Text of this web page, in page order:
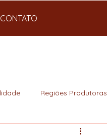
CONTATO
Regiões Produtoras